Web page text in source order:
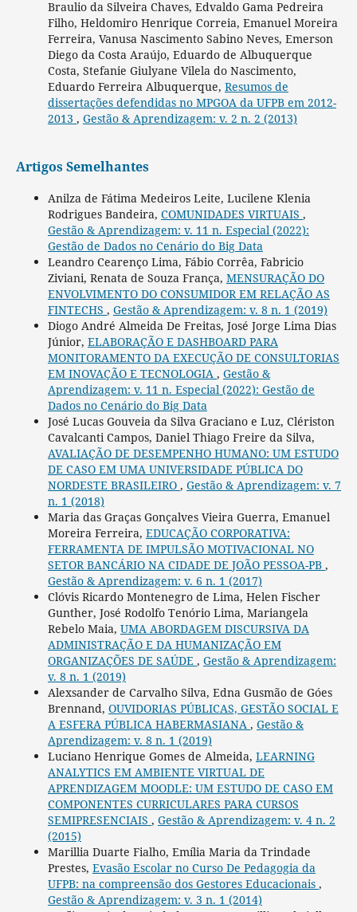
Braulio da Silveira Chaves, Edvaldo Gama Pedreira
Filho, Heldomiro Henrique Correia, Emanuel Moreira
Ferreira, Vanusa Nascimento Sabino Neves, Emerson
Diego da Costa Araújo, Eduardo de Albuquerque
Costa, Stefanie Giulyane Vilela do Nascimento,
Eduardo Ferreira Albuquerque, Resumos de
dissertações defendidas no MPGOA da UFPB em 2012-
2013 , Gestão & Aprendizagem: v. 2 n. 2 (2013)
Artigos Semelhantes
Anilza de Fátima Medeiros Leite, Lucilene Klenia
Rodrigues Bandeira, COMUNIDADES VIRTUAIS ,
Gestão & Aprendizagem: v. 11 n. Especial (2022):
Gestão de Dados no Cenário do Big Data
Leandro Cearenço Lima, Fábio Corrêa, Fabricio
Ziviani, Renata de Souza França, MENSURAÇÃO DO
ENVOLVIMENTO DO CONSUMIDOR EM RELAÇÃO AS
FINTECHS , Gestão & Aprendizagem: v. 8 n. 1 (2019)
Diogo André Almeida De Freitas, José Jorge Lima Dias
Júnior, ELABORAÇÃO E DASHBOARD PARA
MONITORAMENTO DA EXECUÇÃO DE CONSULTORIAS
EM INOVAÇÃO E TECNOLOGIA , Gestão &
Aprendizagem: v. 11 n. Especial (2022): Gestão de
Dados no Cenário do Big Data
José Lucas Gouveia da Silva Graciano e Luz, Clériston
Cavalcanti Campos, Daniel Thiago Freire da Silva,
AVALIAÇÃO DE DESEMPENHO HUMANO: UM ESTUDO
DE CASO EM UMA UNIVERSIDADE PÚBLICA DO
NORDESTE BRASILEIRO , Gestão & Aprendizagem: v. 7
n. 1 (2018)
Maria das Graças Gonçalves Vieira Guerra, Emanuel
Moreira Ferreira, EDUCAÇÃO CORPORATIVA:
FERRAMENTA DE IMPULSÃO MOTIVACIONAL NO
SETOR BANCÁRIO NA CIDADE DE JOÃO PESSOA-PB ,
Gestão & Aprendizagem: v. 6 n. 1 (2017)
Clóvis Ricardo Montenegro de Lima, Helen Fischer
Gunther, José Rodolfo Tenório Lima, Mariangela
Rebelo Maia, UMA ABORDAGEM DISCURSIVA DA
ADMINISTRAÇÃO E DA HUMANIZAÇÃO EM
ORGANIZAÇÕES DE SAÚDE , Gestão & Aprendizagem:
v. 8 n. 1 (2019)
Alexsander de Carvalho Silva, Edna Gusmão de Góes
Brennand, OUVIDORIAS PÚBLICAS, GESTÃO SOCIAL E
A ESFERA PÚBLICA HABERMASIANA , Gestão &
Aprendizagem: v. 8 n. 1 (2019)
Luciano Henrique Gomes de Almeida, LEARNING
ANALYTICS EM AMBIENTE VIRTUAL DE
APRENDIZAGEM MOODLE: UM ESTUDO DE CASO EM
COMPONENTES CURRICULARES PARA CURSOS
SEMIPRESENCIAIS , Gestão & Aprendizagem: v. 4 n. 2
(2015)
Marillia Duarte Fialho, Emília Maria da Trindade
Prestes, Evasão Escolar no Curso De Pedagogia da
UFPB: na compreensão dos Gestores Educacionais ,
Gestão & Aprendizagem: v. 3 n. 1 (2014)